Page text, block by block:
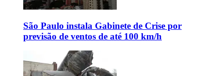
São Paulo instala Gabinete de Crise por
previsão de ventos de até 100 km/h